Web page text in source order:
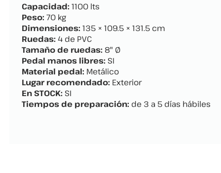
Capacidad: 1100 lts
Peso: 70 kg
Dimensiones: 135 × 109.5 × 131.5 cm
Ruedas: 4 de PVC
Tamaño de ruedas: 8" Ø
Pedal manos libres: SI
Material pedal: Metálico
Lugar recomendado: Exterior
En STOCK: SI
Tiempos de preparación: de 3 a 5 días hábiles